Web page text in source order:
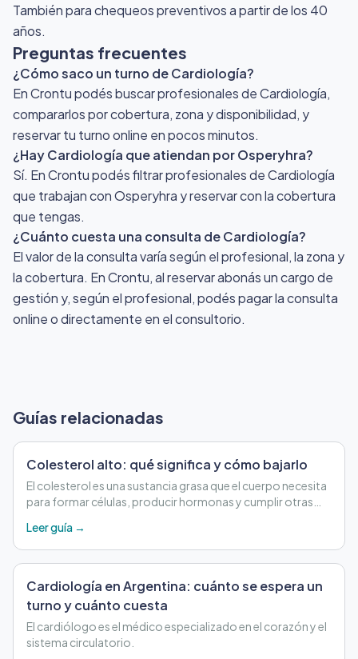
También para chequeos preventivos a partir de los 40
años.
Preguntas frecuentes
¿Cómo saco un turno de Cardiología?
En Crontu podés buscar profesionales de Cardiología,
compararlos por cobertura, zona y disponibilidad, y
reservar tu turno online en pocos minutos.
¿Hay Cardiología que atiendan por Osperyhra?
Sí. En Crontu podés filtrar profesionales de Cardiología
que trabajan con Osperyhra y reservar con la cobertura
que tengas.
¿Cuánto cuesta una consulta de Cardiología?
El valor de la consulta varía según el profesional, la zona y
la cobertura. En Crontu, al reservar abonás un cargo de
gestión y, según el profesional, podés pagar la consulta
online o directamente en el consultorio.
Guías relacionadas
Colesterol alto: qué significa y cómo bajarlo
El colesterol es una sustancia grasa que el cuerpo necesita
para formar células, producir hormonas y cumplir otras
Leer guía →
Cardiología en Argentina: cuánto se espera un
turno y cuánto cuesta
El cardiólogo es el médico especializado en el corazón y el
sistema circulatorio.